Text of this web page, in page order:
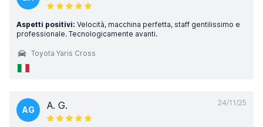
Aspetti positivi: Velocità, macchina perfetta, staff gentilissimo e
professionale. Tecnologicamente avanti.
Toyota Yaris Cross
24/11/25
AG A. G.